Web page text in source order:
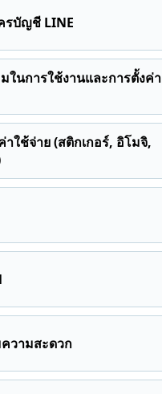
รบัญชี LINE
ในการใช้งานและการตั้งค่า
ใช้จ่าย (สติกเกอร์, อิโมจิ,
วามสะดวก